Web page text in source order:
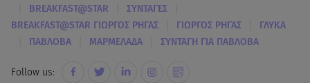
BREAKFAST@STAR ΣΥΝΤΑΓΕΣ
BREAKFAST@STAR ΓΙΩΡΓΟΣ ΡΗΓΑΣ ΓΙΩΡΓΟΣ ΡΗΓΑΣ ΓΛΥΚΑ
ΠΑΒΛΟΒΑ ΜΑΡΜΕΛΑΔΑ ΣΥΝΤΑΓΗ ΓΙΑ ΠΑΒΛΟΒΑ
Follow us: